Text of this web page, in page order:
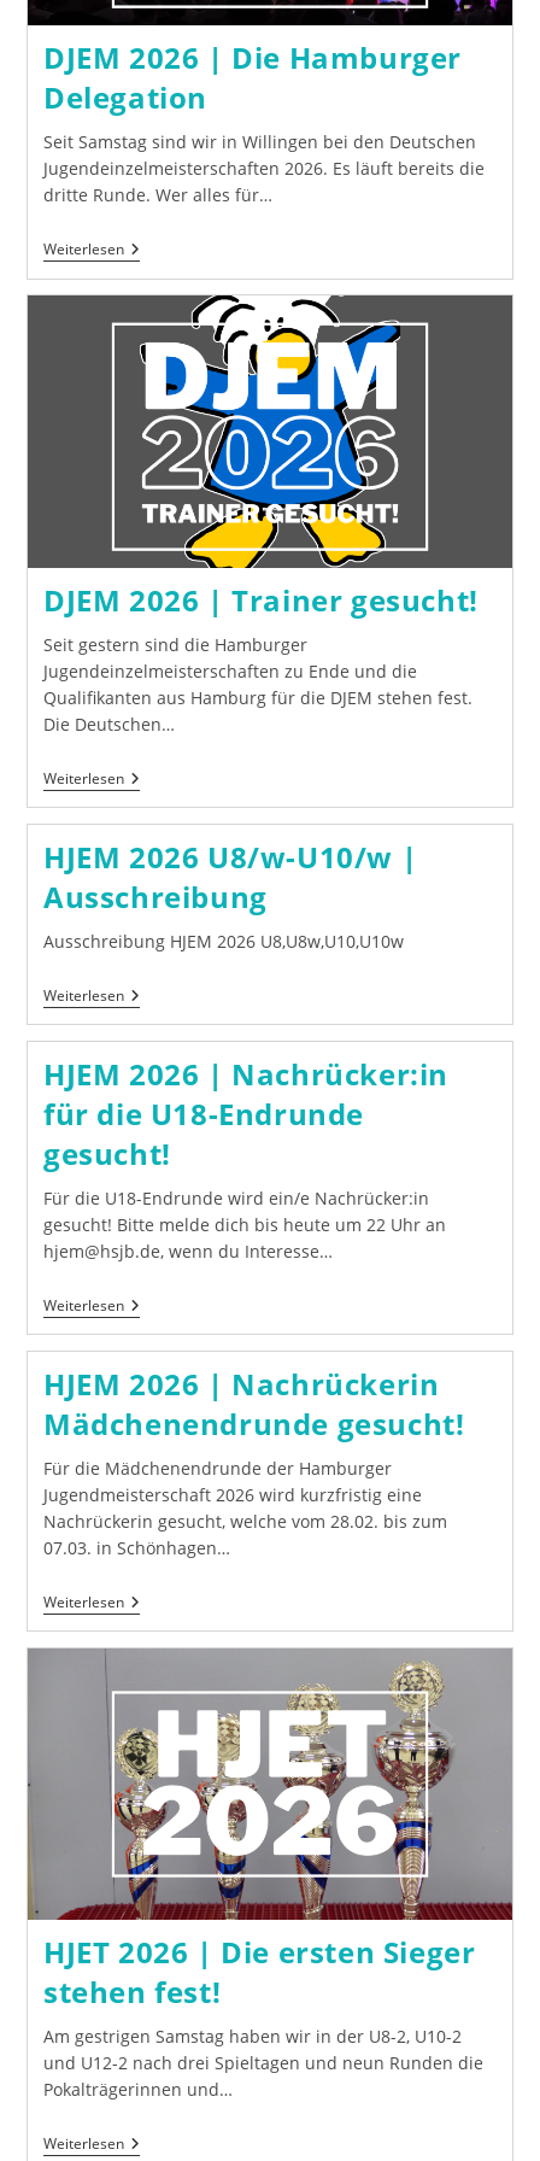
DJEM 2026 | Die Hamburger
Delegation
Seit Samstag sind wir in Willingen bei den Deutschen
Jugendeinzelmeisterschaften 2026. Es läuft bereits die
dritte Runde. Wer alles für…
WeiterlesenDJEM
2026
|
Hamburger
Delegation
DJEM 2026 | Trainer gesucht!
Seit gestern sind die Hamburger
Jugendeinzelmeisterschaften zu Ende und die
Qualifikanten aus Hamburg für die DJEM stehen fest.
Die Deutschen…
WeiterlesenDJEM
2026
Gesucht!
HJEM 2026 U8/w-U10/w |
Ausschreibung
Ausschreibung HJEM 2026 U8,U8w,U10,U10w
WeiterlesenHJEM
2026
|
Ausschreibung
HJEM 2026 | Nachrücker:in
für die U18-Endrunde
gesucht!
Für die U18-Endrunde wird ein/e Nachrücker:in
gesucht! Bitte melde dich bis heute um 22 Uhr an
hjem@hsjb.de, wenn du Interesse…
WeiterlesenHJEM
2026
Für
Die
U18-
Endrunde
Gesucht!
HJEM 2026 | Nachrückerin
Mädchenendrunde gesucht!
Für die Mädchenendrunde der Hamburger
Jugendmeisterschaft 2026 wird kurzfristig eine
Nachrückerin gesucht, welche vom 28.02. bis zum
07.03. in Schönhagen…
WeiterlesenHJEM
2026
Gesucht!
HJET 2026 | Die ersten Sieger
stehen fest!
Am gestrigen Samstag haben wir in der U8-2, U10-2
und U12-2 nach drei Spieltagen und neun Runden die
Pokalträgerinnen und…
WeiterlesenHJET